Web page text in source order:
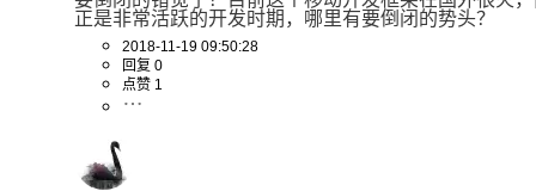
正是非常活跃的开发时期，哪里有要倒闭的势头？
2018-11-19 09:50:28
回复 0
点赞 1